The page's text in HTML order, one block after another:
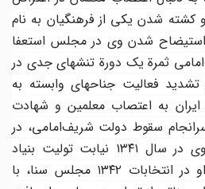
شدن یکی از فرهنگیان به نام
شدن وی در مجلس استعفا
ثمرة یک دورة تنشهای جدی در
فعالیت‌ جناحهای وابسته به
به اعتصاب معلمین و شهادت
سقوط دولت شریف‌امامی، در
اردیبهشت 1340 انجامید. وی در سال ۱۳۴۱ نیابت تولیت بنیاد
پهلوی را عهده دار گردید..او در انتخابات ۱۳۴۲ مجلس سنا، با